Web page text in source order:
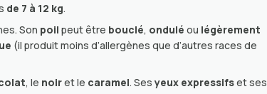
de 7 à 12 kg.
Son poil peut être bouclé, ondulé ou légèrement
(il produit moins d’allergènes que d’autres races de
, le noiret le caramel. Ses yeux expressifset ses